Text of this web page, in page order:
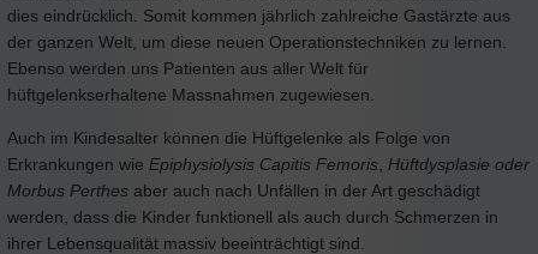
dies eindrücklich. Somit kommen jährlich zahlreiche Gastärzte aus
der ganzen Welt, um diese neuen Operationstechniken zu lernen.
Ebenso werden uns Patienten aus aller Welt für
hüftgelenkserhaltene Massnahmen zugewiesen.
Auch im Kindesalter können die Hüftgelenke als Folge von
Erkrankungen wie Epiphysiolysis Capitis Femoris Hüftdysplasie oder
Morbus Perthes aber auch nach Unfällen in der Art geschädigt
werden, dass die Kinder funktionell als auch durch Schmerzen in
ihrer Lebensqualität massiv beeinträchtigt sind.